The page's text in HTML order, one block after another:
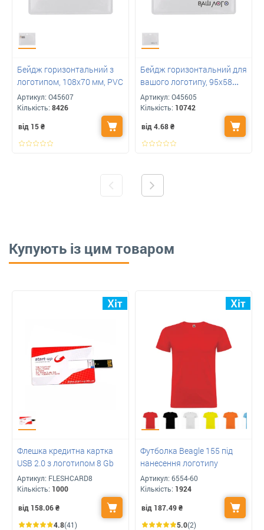
Бейдж горизонтальний з
логотипом, 108х70 мм, PVC
Артикул: O45607
Кількість: 8426
від 15₴
Бейдж горизонтальний для
вашого логотипу, 95х58
мм, PVC
Артикул: O45605
Кількість: 10742
від 4.68₴
Купують із цим товаром
Флешка кредитна картка
USB 2.0 з логотипом 8 Gb
Артикул: FLESHCARD8
Кількість: 1000
від 158.06₴
4.8(41)
Футболка Beagle 155 під
нанесення логотипу
Артикул: 6554-60
Кількість: 1924
від 187.49₴
5.0(2)